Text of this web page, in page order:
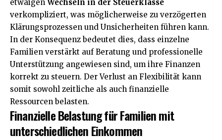
etwaigen Wechseln in der Steuerklasse
verkompliziert, was möglicherweise zu verzögerten
Klärungsprozessen und Unsicherheiten führen kann.
In der Konsequenz bedeutet dies, dass einzelne
Familien verstärkt auf Beratung und professionelle
Unterstützung angewiesen sind, um ihre Finanzen
korrekt zu steuern. Der Verlust an Flexibilität kann
somit sowohl zeitliche als auch finanzielle
Ressourcen belasten.
Finanzielle Belastung für Familien mit
unterschiedlichen Einkommen